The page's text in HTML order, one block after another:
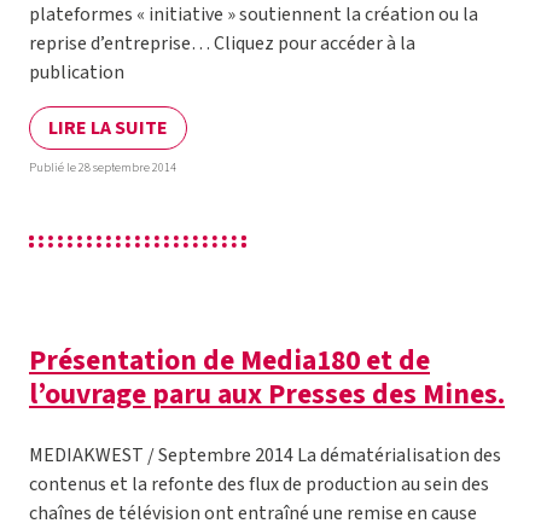
plateformes « initiative » soutiennent la création ou la
reprise d’entreprise… Cliquez pour accéder à la
publication
LIRE LA SUITE
Publié le 28 septembre 2014
Présentation de Media180 et de
l’ouvrage paru aux Presses des Mines.
MEDIAKWEST / Septembre 2014 La dématérialisation des
contenus et la refonte des flux de production au sein des
chaînes de télévision ont entraîné une remise en cause